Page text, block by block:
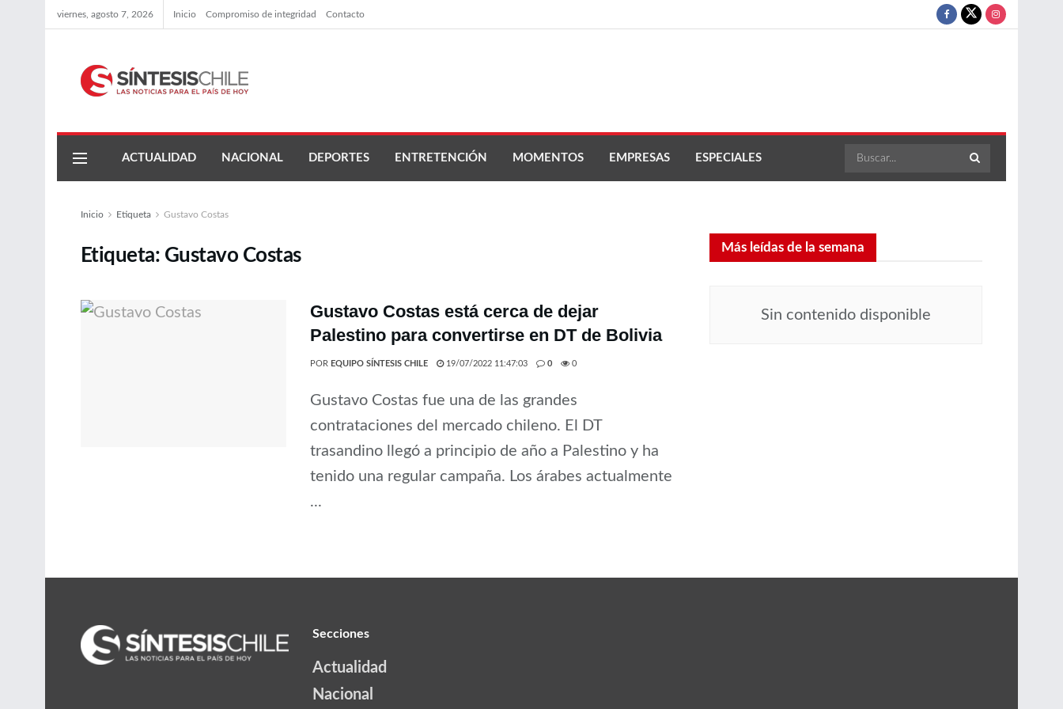
viernes, agosto 7, 2026 Inicio Compromiso de integridad Contacto
ACTUALIDAD NACIONAL DEPORTES ENTRETENCIÓN MOMENTOS EMPRESAS ESPECIALES
Inicio Etiqueta Gustavo Costas
Etiqueta: Gustavo Costas
Gustavo Costas está cerca de dejar
Palestino para convertirse en DT de Bolivia
POR EQUIPO SÍNTESIS CHILE 19/07/2022 11:47:03 0 0
Gustavo Costas fue una de las grandes
contrataciones del mercado chileno. El DT
trasandino llegó a principio de año a Palestino y ha
tenido una regular campaña. Los árabes actualmente
...
Más leídas de la semana
Sin contenido disponible
Secciones
Actualidad
Nacional